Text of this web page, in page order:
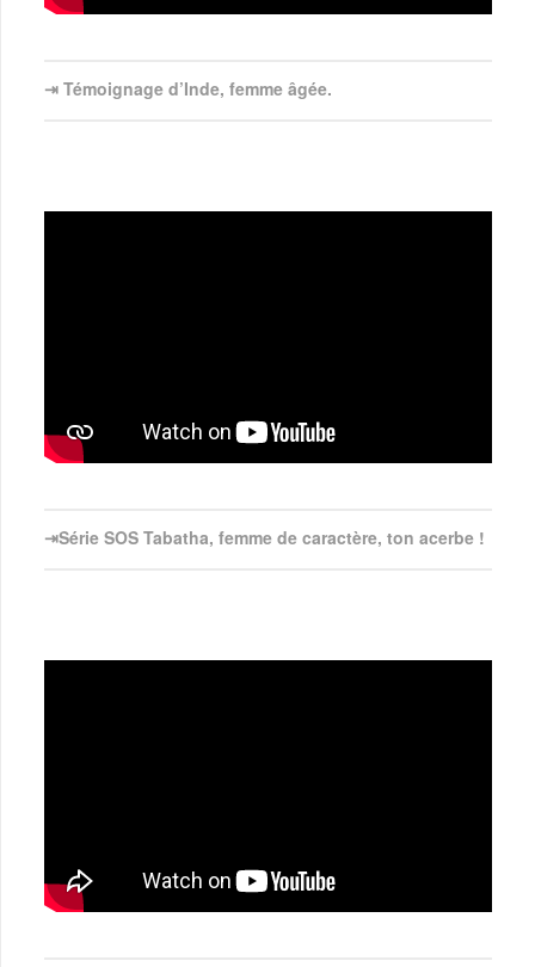
⇥ Témoignage d’Inde, femme âgée.
⇥Série SOS Tabatha, femme de caractère, ton acerbe !